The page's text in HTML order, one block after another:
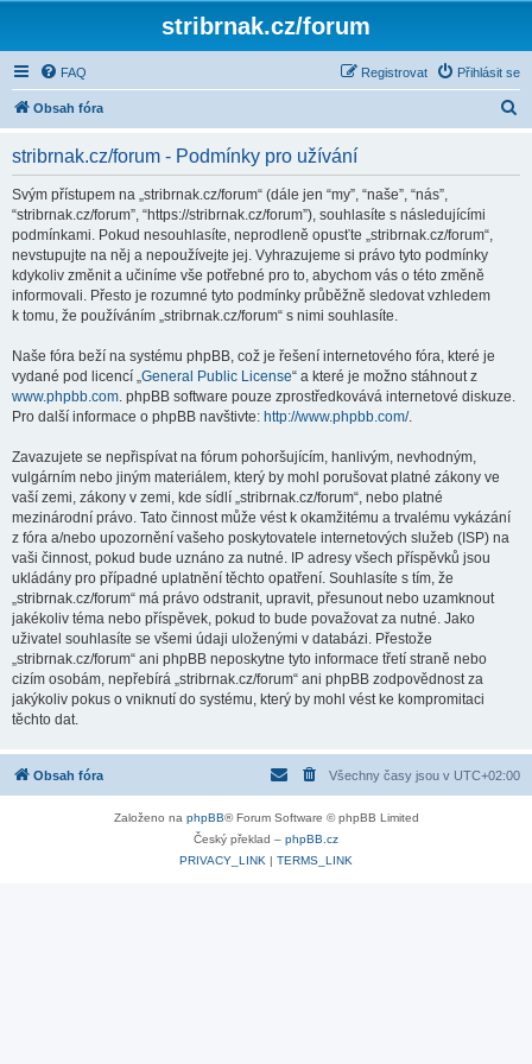
stribrnak.cz/forum
FAQ Přihlásit se
Registrovat
Obsah fóra
stribrnak.cz/forum - Podmínky pro užívání
Svým přístupem na „stribrnak.cz/forum“ (dále jen “my”, “naše”, “nás”,
“stribrnak.cz/forum”, “https://stribrnak.cz/forum”), souhlasíte s následujícími
podmínkami. Pokud nesouhlasíte, neprodleně opusťte „stribrnak.cz/forum“,
nevstupujte na něj a nepoužívejte jej. Vyhrazujeme si právo tyto podmínky
kdykoliv změnit a učiníme vše potřebné pro to, abychom vás o této změně
informovali. Přesto je rozumné tyto podmínky průběžně sledovat vzhledem
k tomu, že používáním „stribrnak.cz/forum“ s nimi souhlasíte.
Naše fóra beží na systému phpBB, což je řešení internetového fóra, které je
vydané pod licencí „General Public License“ a které je možno stáhnout z
www.phpbb.com. phpBB software pouze zprostředkovává internetové diskuze.
Pro další informace o phpBB navštivte: http://www.phpbb.com/.
Zavazujete se nepřispívat na fórum pohoršujícím, hanlivým, nevhodným,
vulgárním nebo jiným materiálem, který by mohl porušovat platné zákony ve
vaší zemi, zákony v zemi, kde sídlí „stribrnak.cz/forum“, nebo platné
mezinárodní právo. Tato činnost může vést k okamžitému a trvalému vykázání
z fóra a/nebo upozornění vašeho poskytovatele internetových služeb (ISP) na
vaši činnost, pokud bude uznáno za nutné. IP adresy všech příspěvků jsou
ukládány pro případné uplatnění těchto opatření. Souhlasíte s tím, že
„stribrnak.cz/forum“ má právo odstranit, upravit, přesunout nebo uzamknout
jakékoliv téma nebo příspěvek, pokud to bude považovat za nutné. Jako
uživatel souhlasíte se všemi údaji uloženými v databázi. Přestože
„stribrnak.cz/forum“ ani phpBB neposkytne tyto informace třetí straně nebo
cizím osobám, nepřebírá „stribrnak.cz/forum“ ani phpBB zodpovědnost za
jakýkoliv pokus o vniknutí do systému, který by mohl vést ke kompromitaci
těchto dat.
Obsah fóra Všechny časy jsou v UTC+02:00
Založeno na phpBB® Forum Software © phpBB Limited
Český překlad – phpBB.cz
PRIVACY_LINK | TERMS_LINK